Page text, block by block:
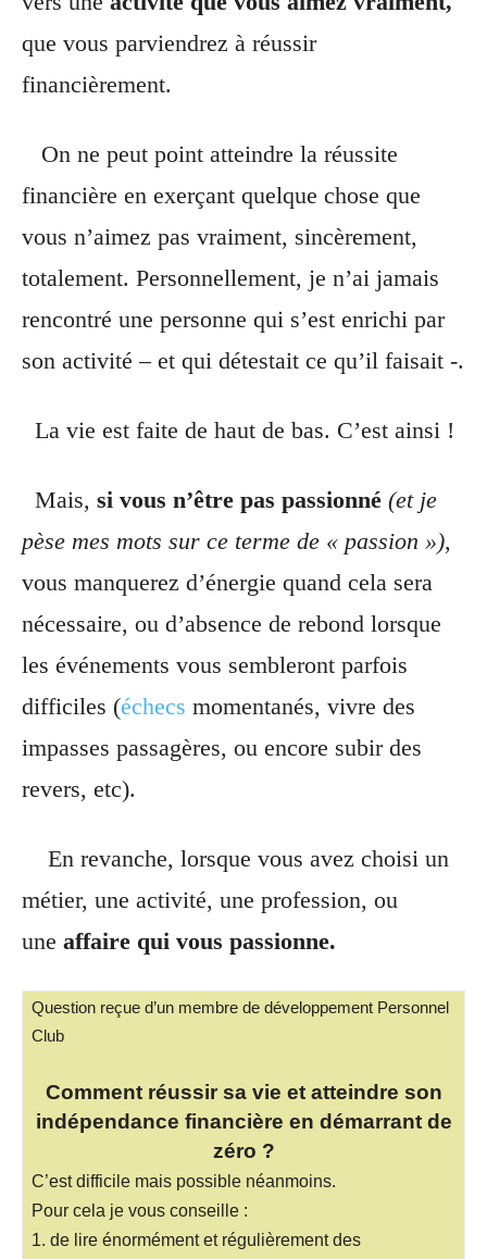
que vous parviendrez à réussir
financièrement.
On ne peut point atteindre la réussite
financière en exerçant quelque chose que
vous n’aimez pas vraiment, sincèrement,
totalement. Personnellement, je n’ai jamais
rencontré une personne qui s’est enrichi par
son activité – et qui détestait ce qu’il faisait -.
La vie est faite de haut de bas. C’est ainsi !
Mais, si vous n’être pas passionné (et je
pèse mes mots sur ce terme de « passion »),
vous manquerez d’énergie quand cela sera
nécessaire, ou d’absence de rebond lorsque
les événements vous sembleront parfois
difficiles (échecs momentanés, vivre des
impasses passagères, ou encore subir des
revers, etc).
En revanche, lorsque vous avez choisi un
métier, une activité, une profession, ou
une affaire qui vous passionne.
Question reçue d’un membre de développement Personnel
Club
Comment réussir sa vie et atteindre son
indépendance financière en démarrant de
zéro ?
C’est difficile mais possible néanmoins.
Pour cela je vous conseille :
1. de lire énormément et régulièrement des